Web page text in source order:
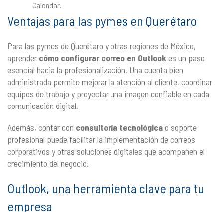
Calendar.
Ventajas para las pymes en Querétaro
Para las pymes de Querétaro y otras regiones de México,
aprender cómo configurar correo en Outlook es un paso
esencial hacia la profesionalización. Una cuenta bien
administrada permite mejorar la atención al cliente, coordinar
equipos de trabajo y proyectar una imagen confiable en cada
comunicación digital.
Además, contar con consultoría tecnológicao soporte
profesional puede facilitar la implementación de correos
corporativos y otras soluciones digitales que acompañen el
crecimiento del negocio.
Outlook, una herramienta clave para tu
empresa